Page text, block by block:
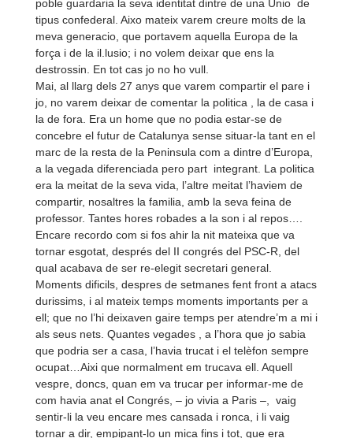
poble guardaria la seva identitat dintre de una Unio de
tipus confederal. Aixo mateix varem creure molts de la
meva generacio, que portavem aquella Europa de la
força i de la il.lusio; i no volem deixar que ens la
destrossin. En tot cas jo no ho vull.
Mai, al llarg dels 27 anys que varem compartir el pare i
jo, no varem deixar de comentar la politica , la de casa i
la de fora. Era un home que no podia estar-se de
concebre el futur de Catalunya sense situar-la tant en el
marc de la resta de la Peninsula com a dintre d’Europa,
a la vegada diferenciada pero part integrant. La politica
era la meitat de la seva vida, l’altre meitat l’haviem de
compartir, nosaltres la familia, amb la seva feina de
professor. Tantes hores robades a la son i al repos….
Encare recordo com si fos ahir la nit mateixa que va
tornar esgotat, després del II congrés del PSC-R, del
qual acabava de ser re-elegit secretari general.
Moments dificils, despres de setmanes fent front a atacs
durissims, i al mateix temps moments importants per a
ell; que no l’hi deixaven gaire temps per atendre’m a mi i
als seus nets. Quantes vegades , a l’hora que jo sabia
que podria ser a casa, l’havia trucat i el telèfon sempre
ocupat…Aixi que normalment em trucava ell. Aquell
vespre, doncs, quan em va trucar per informar-me de
com havia anat el Congrés, –jo vivia a Paris –, vaig
sentir-li la veu encare mes cansada i ronca, i li vaig
tornar a dir, empipant-lo un mica fins i tot, que era